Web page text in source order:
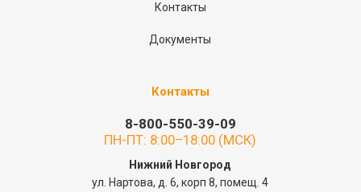
Контакты
Документы
Контакты
8-800-550-39-09
ПН-ПТ: 8:00–18:00 (МСК)
Нижний Новгород
ул. Нартова, д. 6, корп 8, помещ. 4